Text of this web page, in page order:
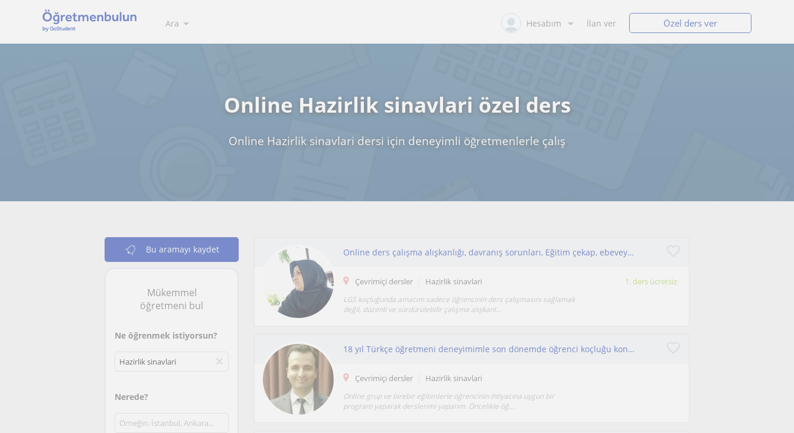
Ara Hesabım İlan ver Özel ders ver
Online Hazirlik sinavlari özel ders
Online Hazirlik sinavlari dersi için deneyimli öğretmenlerle çalış
Bu aramayı kaydet
Mükemmel
öğretmeni bul
Ne öğrenmek istiyorsun?
Nerede?
Online ders çalışma alışkanlığı, davranış sorunları, Eğitim çekap, ebeveyn koçluğu, LGS hazırlık koçu
Çevrimiçi dersler Hazirlik sinavlari 1. ders ücretsiz
LGS koçluğunda amacım sadece öğrencinin ders çalışmasını sağlamak
değil, düzenli ve sürdürülebilir çalışma alışkanl...
18 yıl Türkçe öğretmeni deneyimimle son dönemde öğrenci koçluğu konularında öğrencilerime faydalı olmaya çalışıyorum
Çevrimiçi dersler Hazirlik sinavlari
Online grup ve birebir eğitimlerle öğrencinin ihtiyacına uygun bir
program yaparak derslerimi yaparım. Öncelikle öğ...